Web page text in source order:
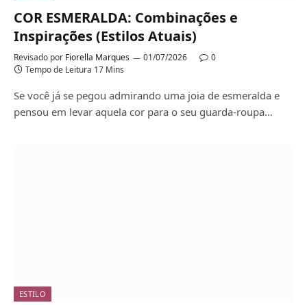
COR ESMERALDA: Combinações e
Inspirações (Estilos Atuais)
Revisado por Fiorella Marques 01/07/2026
0
Tempo de Leitura 17 Mins
Se você já se pegou admirando uma joia de esmeralda e
pensou em levar aquela cor para o seu guarda-roupa…
ESTILO